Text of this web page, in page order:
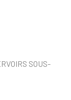
SOUS-